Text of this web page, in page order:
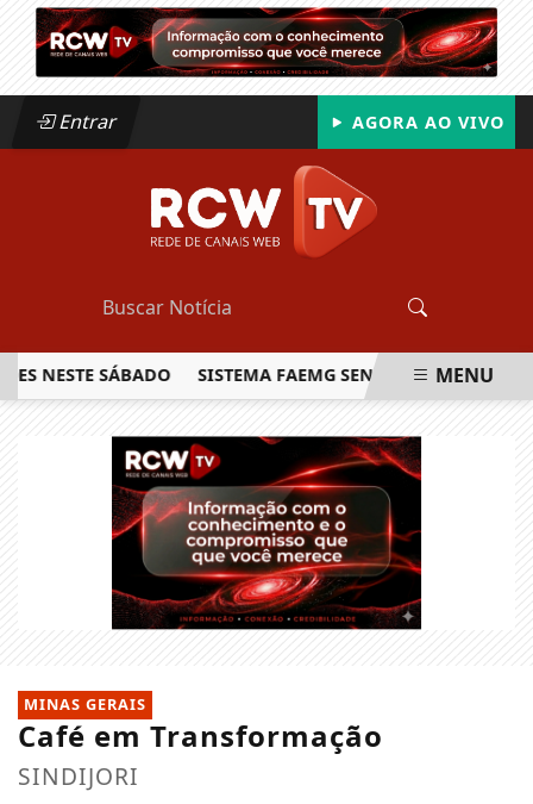
Entrar AGORA AO VIVO
SÁBADO SISTEMA FAEMG SENAR LANÇA O PRIMEIRO
MENU
MINAS GERAIS
Café em Transformação
SINDIJORI